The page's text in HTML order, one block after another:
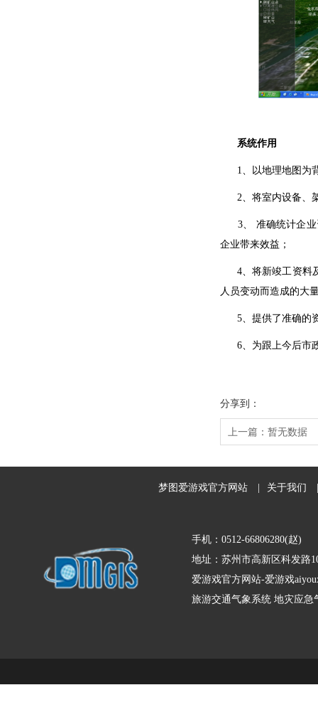
系统作用
1、以地理地图为背
2、将室内设备、架
3、 准确统计企业
企业带来效益；
4、将新竣工资料及
人员变动而造成的大
5、提供了准确的资
6、为跟上今后市政
分享到：
上一篇： 暂无数据
梦图爱游戏官方网站 关于我们
手机：0512-66806280(赵)
地址：苏州市高新区科发路
爱游戏官方网站-爱游戏
旅游交通气象系统 地灾应急